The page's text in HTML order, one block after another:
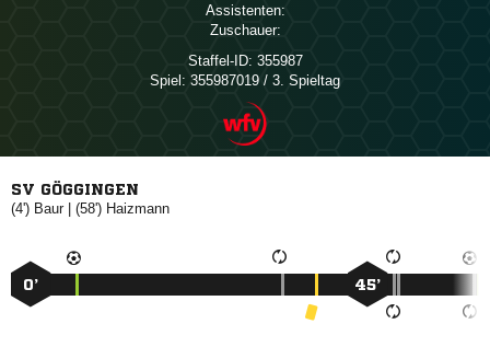
Assistenten:
Zuschauer:
Staffel-ID: 355987
Spiel: 355987019 / 3. Spieltag
SV GÖGGINGEN
(4') | (58') 
0’ 45’